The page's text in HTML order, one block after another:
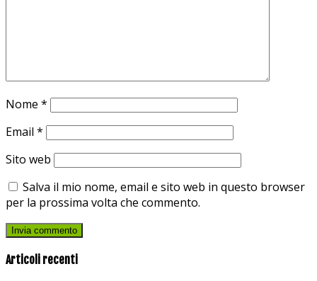
Nome *
Email *
Sito web
Salva il mio nome, email e sito web in questo browser
per la prossima volta che commento.
Articoli recenti